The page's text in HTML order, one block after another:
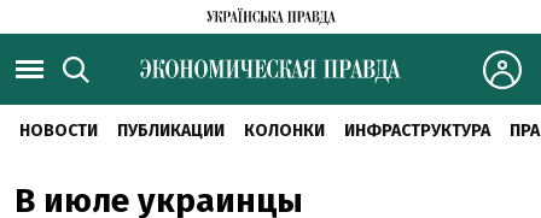
НОВОСТИ ПУБЛИКАЦИИ КОЛОНКИ ИНФРАСТРУКТУРА
В июле украинцы